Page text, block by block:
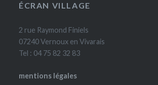
ÉCRAN VILLAGE
2 rue Raymond Finiels
07240 Vernoux en Vivarais
Tel : 04 75 82 32 83
mentions légales